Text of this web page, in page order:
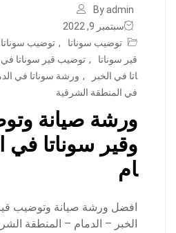
By admin
سبتمبر 9, 2022
توضيب سوناتا
, توضيب سوناتا
قير سوناتا
, توضيب قير سوناتا في
اتا في الخبر
, ورشة سوناتا في
في المنطقة الشرقية
ورشة صيانة
وقير سوناتا في
ام
افضل ورشة صيانة وتوضيب
الخبر – الدمام – المنطقة